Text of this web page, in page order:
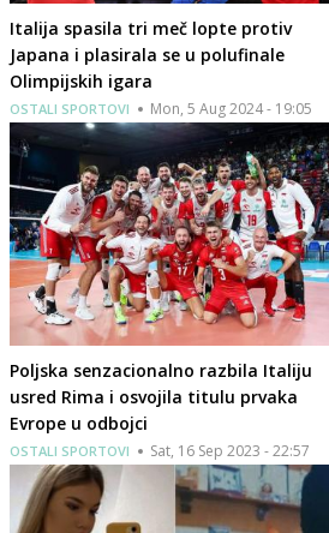
Italija spasila tri meč lopte protiv
Japana i plasirala se u polufinale
Olimpijskih igara
OSTALI SPORTOVI Mon, 5 Aug 2024 - 19:05
Poljska senzacionalno razbila Italiju
usred Rima i osvojila titulu prvaka
Evrope u odbojci
OSTALI SPORTOVI Sat, 16 Sep 2023 - 22:57